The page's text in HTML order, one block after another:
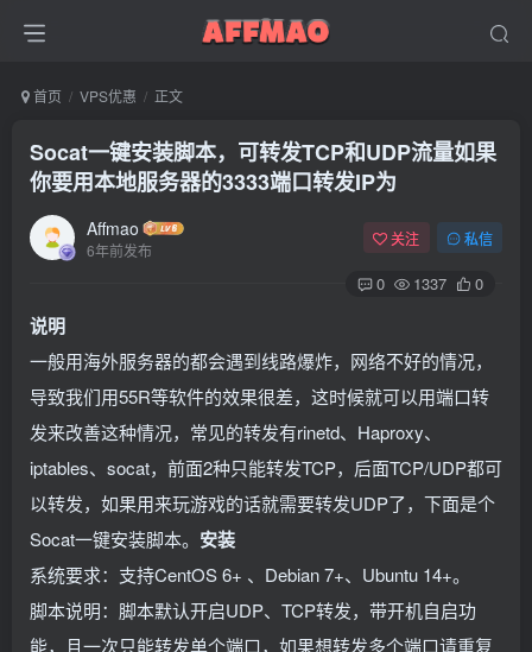
首页 VPS优惠 正文
Socat一键安装脚本，可转发TCP和UDP流量如果
你要用本地服务器的3333端口转发IP为
Affmao
6年前发布
关注 私信
0 1337 0
说明
一般用海外服务器的都会遇到线路爆炸，网络不好的情况，
导致我们用55R等软件的效果很差，这时候就可以用端口转
发来改善这种情况，常见的转发有rinetd、Haproxy、
iptables、socat，前面2种只能转发TCP，后面TCP/UDP都可
以转发，如果用来玩游戏的话就需要转发UDP了，下面是个
Socat一键安装脚本。 安装
系统要求：支持CentOS 6+ 、Debian 7+、Ubuntu 14+。
脚本说明：脚本默认开启UDP、TCP转发，带开机自启功
能，且一次只能转发单个端口，如果想转发多个端口请重复